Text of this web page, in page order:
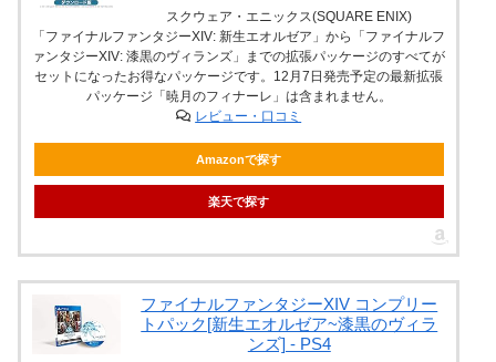
スクウェア・エニックス(SQUARE ENIX)
「ファイナルファンタジーXIV: 新生エオルゼア」から「ファイナルフ
ァンタジーXIV: 漆黒のヴィランズ」までの拡張パッケージのすべてが
セットになったお得なパッケージです。12月7日発売予定の最新拡張
パッケージ「暁月のフィナーレ」は含まれません。
レビュー・口コミ
Amazonで探す
楽天で探す
ファイナルファンタジーXIV コンプリー
トパック[新生エオルゼア~漆黒のヴィラ
ンズ] - PS4